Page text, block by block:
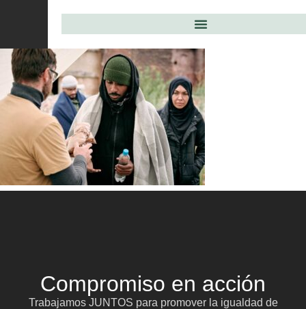
Compromiso en acción
Trabajamos JUNTOS para promover la igualdad de